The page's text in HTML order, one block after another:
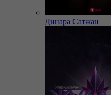
Динара Сатжан